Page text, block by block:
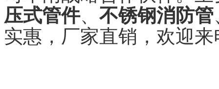
压式管件、 不锈钢消防管
实惠，厂家直销，欢迎